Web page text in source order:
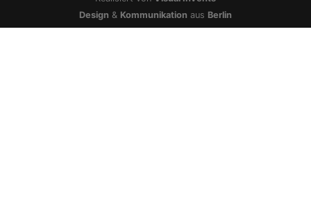
Design & Kommunikation aus Berlin